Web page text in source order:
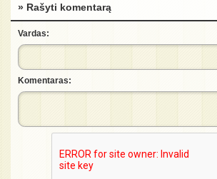
» Rašyti komentarą
Vardas:
Komentaras: